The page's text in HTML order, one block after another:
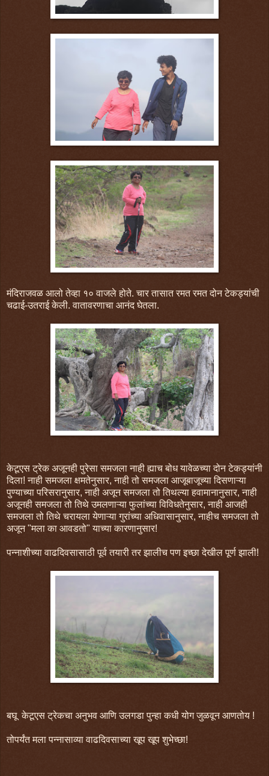
मंदिराजवळ आलो तेव्हा १० वाजले होते. चार तासात रमत रमत दोन टेकड्यांची
चढाई-उतराई केली. वातावरणाचा आनंद घेतला.
केटूएस ट्रेक अजूनही पुरेसा समजला नाही ह्याच बोध यावेळच्या दोन टेकड्यांनी
दिला! नाही समजला क्षमतेनुसार, नाही तो समजला आजूबाजूच्या दिसणाऱ्या
पुण्याच्या परिसरानुसार, नाही अजून समजला तो तिथल्या हवामानानुसार, नाही
अजूनही समजला तो तिथे उमलणाऱ्या फुलांच्या विविधतेनुसार, नाही आजही
समजला तो तिथे चरायला येणाऱ्या गुरांच्या अधिवासानुसार, नाहीच समजला तो
अजून "मला का आवडतो" याच्या कारणानुसार!
पन्नाशीच्या वाढदिवसासाठी पूर्व तयारी तर झालीच पण इच्छा देखील पूर्ण झाली!
बघू केटूएस ट्रेकचा अनुभव आणि उलगडा पुन्हा कधी योग जुळवून आणतोय !
तोपर्यंत मला पन्नासाव्या वाढदिवसाच्या खूप खूप शुभेच्छा!